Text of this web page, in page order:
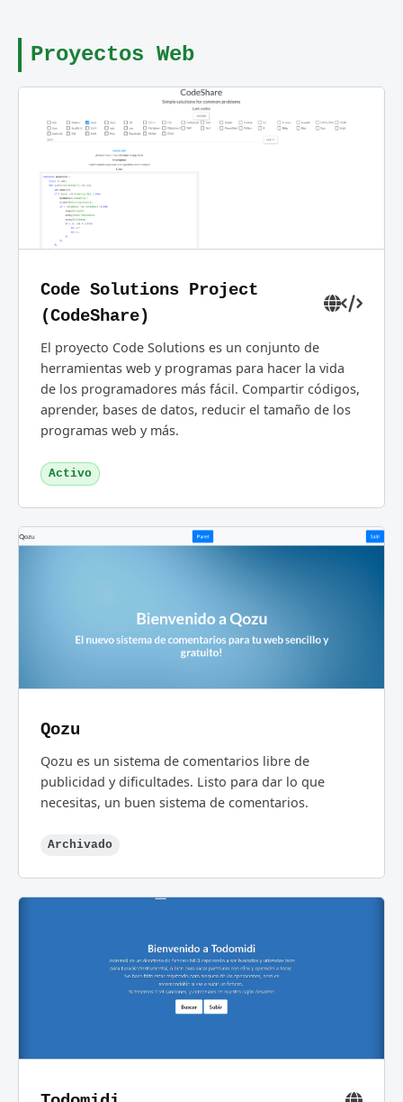
Proyectos Web
Code Solutions Project
(CodeShare)
El proyecto Code Solutions es un conjunto de
herramientas web y programas para hacer la vida
de los programadores más fácil. Compartir códigos,
aprender, bases de datos, reducir el tamaño de los
programas web y más.
Activo
Qozu
Qozu es un sistema de comentarios libre de
publicidad y dificultades. Listo para dar lo que
necesitas, un buen sistema de comentarios.
Archivado